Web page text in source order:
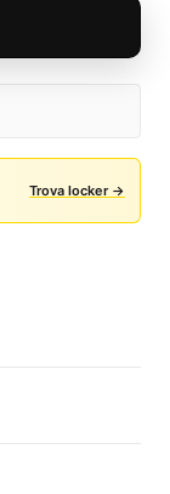
Trova locker →